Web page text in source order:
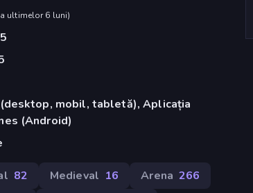
ultimelor 6 luni)
mobil, tabletă), Aplicația
(Android)
82 Medieval 16 Arena 266